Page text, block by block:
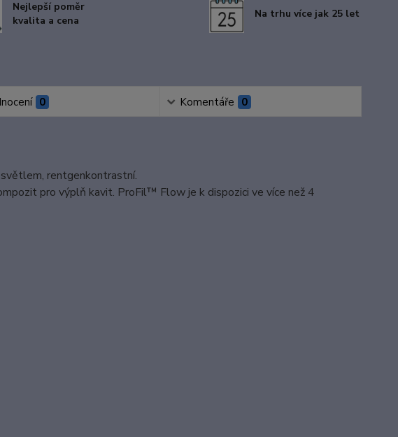
Nejlepší poměr
kvalita a cena
Na trhu více jak 25 let
0 Komentáře 0
rentgenkontrastní.
pro výplň kavit. ProFil™ Flow je k dispozici ve více než 4